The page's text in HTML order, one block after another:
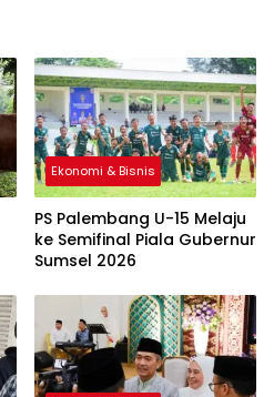
Ekonomi & Bisnis
PS Palembang U-15 Melaju
ke Semifinal Piala Gubernur
Sumsel 2026